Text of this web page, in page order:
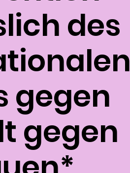
des
gegen
gegen